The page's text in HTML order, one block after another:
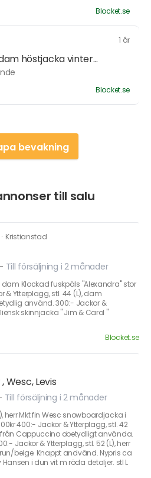
Blocket.se
1 år
höstjacka vinter...
Blocket.se
bevakning
till salu
· Kristianstad
- Till försäljning i 2 månader
dam Klockad fuskpäls "Alexandra" stor
& Ytterplagg, stl. 44 (L), dam
använd. 300:- Jackor &
skinnjacka " Jim & Carol "
Blocket.se
Levis
Till försäljning i 2 månader
herr Mkt fin Wesc snowboardjacka i
400:- Jackor & Ytterplagg, stl. 42
Cappuccino obetydligt använda.
Jackor & Ytterplagg, stl. 52 (L), herr
beige. Knappt andvänd. Nypris ca
Hansen i dun vit m röda detaljer. stl L